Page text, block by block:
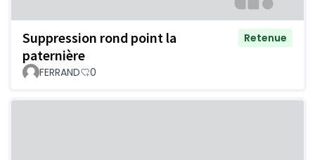
Suppression rond point la
paternière
Retenue
FERRAND 0